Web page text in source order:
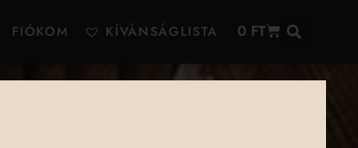
FIÓKOM KÍVÁNSÁGLISTA 0 FT